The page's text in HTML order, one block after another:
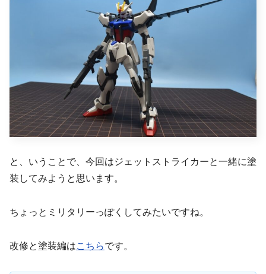
と、いうことで、今回はジェットストライカーと一緒に塗
装してみようと思います。
ちょっとミリタリーっぽくしてみたいですね。
改修と塗装編はこちらです。